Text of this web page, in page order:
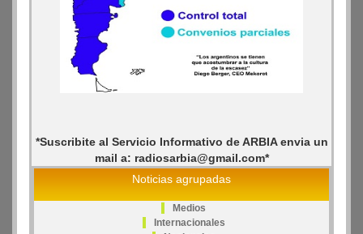
*Suscribite al Servicio Informativo de ARBIA envia un
mail a: radiosarbia@gmail.com*
Noticias agrupadas
Medios
Internacionales